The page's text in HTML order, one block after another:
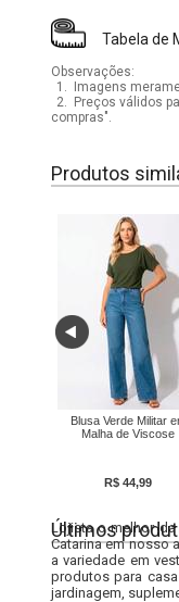
Tabela de
Observações:
1.
Imagens
2.
Preços válidos
compras".
Produtos
Blusa Verde Militar
Malha de Viscose
R$ 44,99
Últimos
Lojista o melhor
Catarina em nosso
a variedade em
produtos para
jardinagem,